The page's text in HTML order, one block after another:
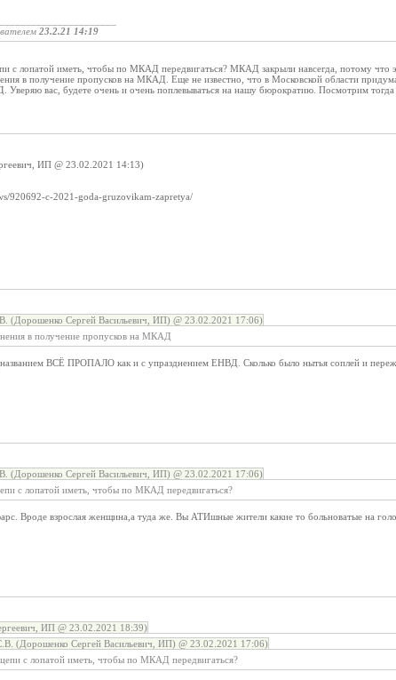
23.2.21 14:19
с лопатой иметь, чтобы по МКАД передвигаться? МКАД закрыли навсегда, потому что
в получение пропусков на МКАД. Еще не известно, что в Московской области
вас, будете очень и очень поплевываться на нашу бюрократию. Посмотрим тогда
ИП @ 23.02.2021 14:13)
920692-c-2021-goda-gruzovikam-zapretya/
(Дорошенко Сергей Васильевич, ИП) @ 23.02.2021 17:06)
в получение пропусков на МКАД
ВСЁ ПРОПАЛО как и с упразднением ЕНВД. Сколько было нытья соплей и
(Дорошенко Сергей Васильевич, ИП) @ 23.02.2021 17:06)
с лопатой иметь, чтобы по МКАД передвигаться?
Вроде взрослая женщина,а туда же. Вы АТИшные жители какие то больноватые на
ИП @ 23.02.2021 18:39)
(Дорошенко Сергей Васильевич, ИП) @ 23.02.2021 17:06)
с лопатой иметь, чтобы по МКАД передвигаться?